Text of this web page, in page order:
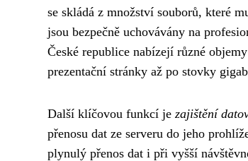
se skládá z množství souborů, které
jsou bezpečně uchovávány na
České republice nabízejí různé
prezentační stránky až po stovky
Další klíčovou funkcí je zajištění
přenosu dat ze serveru do jeho
plynulý přenos dat i při vyšší